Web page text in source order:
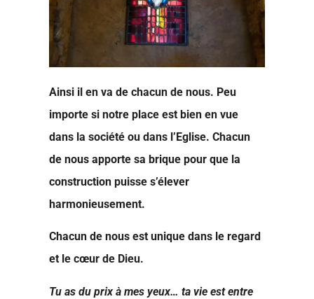
Ainsi il en va de chacun de nous. Peu
importe si notre place est bien en vue
dans la société ou dans l’Eglise. Chacun
de nous apporte sa brique pour que la
construction puisse s’élever
harmonieusement.
Chacun de nous est unique dans le regard
et le cœur de Dieu.
Tu as du prix à mes yeux… ta vie est entre